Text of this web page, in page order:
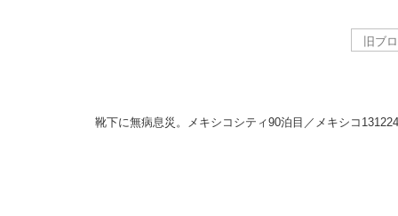
靴下に無病息災。メキシコシティ90泊目／メキシコ 131224